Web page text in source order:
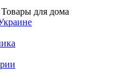
для дома